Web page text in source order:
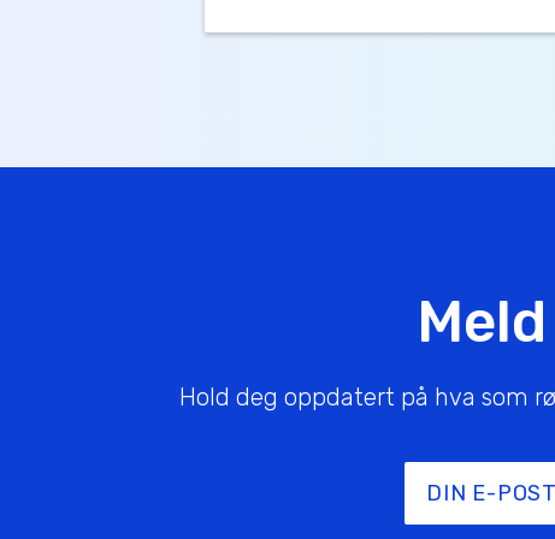
Hold deg oppdatert på hva som